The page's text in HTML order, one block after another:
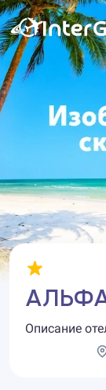
Описание